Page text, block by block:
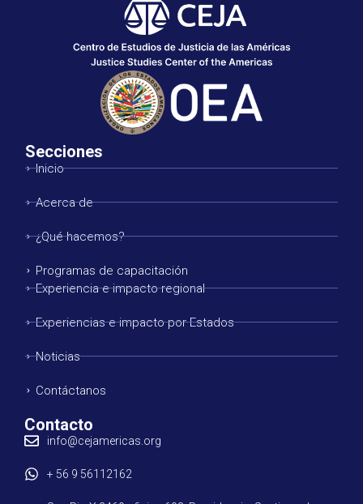
Secciones
Inicio
Acerca de
¿Qué hacemos?
Programas de capacitación
Experiencia e impacto regional
Experiencias e impacto por Estados
Noticias
Contáctanos
Contacto
info@cejamericas.org
+ 56 9 56112162